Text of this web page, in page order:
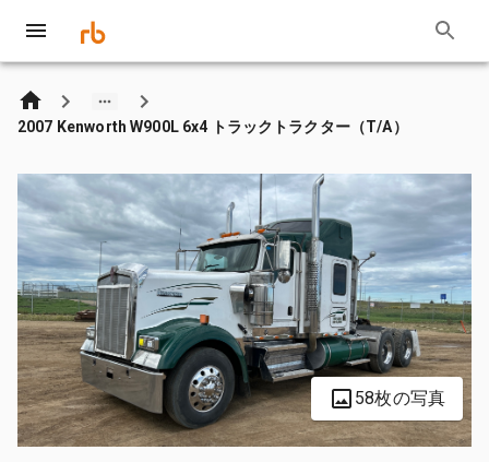
2007 Kenworth W900L 6x4 トラックトラクター（T/A）
58枚の写真